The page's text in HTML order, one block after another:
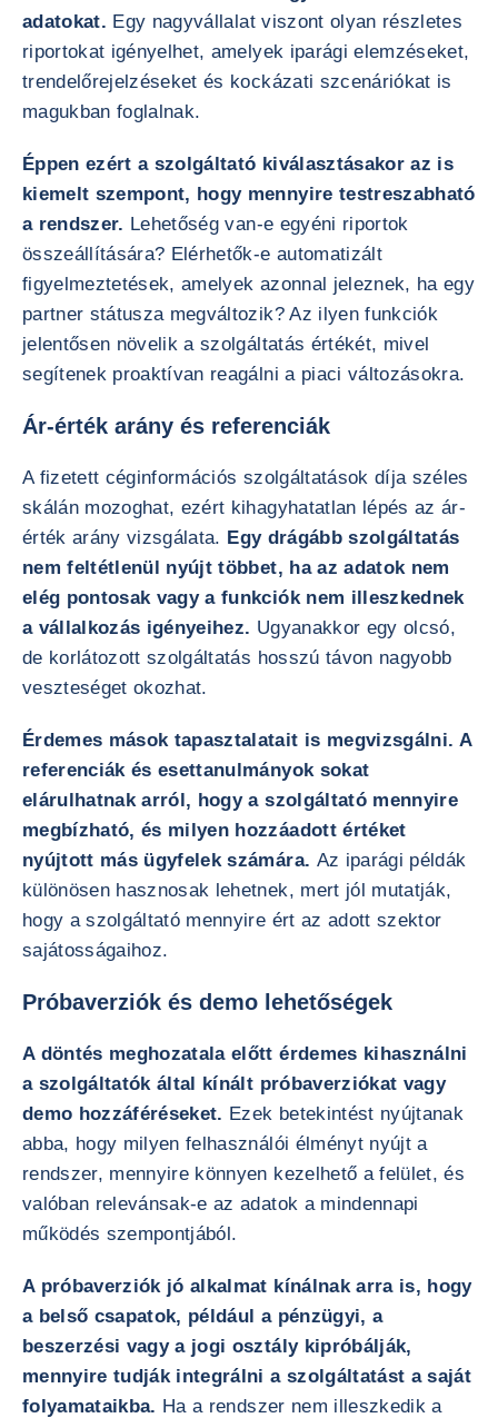
adatokat. Egy nagyvállalat viszont olyan részletes
riportokat igényelhet, amelyek iparági elemzéseket,
trendelőrejelzéseket és kockázati szcenáriókat is
magukban foglalnak.
Éppen ezért a szolgáltató kiválasztásakor az is
kiemelt szempont, hogy mennyire testreszabható
a rendszer. Lehetőség van-e egyéni riportok
összeállítására? Elérhetők-e automatizált
figyelmeztetések, amelyek azonnal jeleznek, ha egy
partner státusza megváltozik? Az ilyen funkciók
jelentősen növelik a szolgáltatás értékét, mivel
segítenek proaktívan reagálni a piaci változásokra.
Ár-érték arány és referenciák
A fizetett céginformációs szolgáltatások díja széles
skálán mozoghat, ezért kihagyhatatlan lépés az ár-
érték arány vizsgálata. Egy drágább szolgáltatás
nem feltétlenül nyújt többet, ha az adatok nem
elég pontosak vagy a funkciók nem illeszkednek
a vállalkozás igényeihez. Ugyanakkor egy olcsó,
de korlátozott szolgáltatás hosszú távon nagyobb
veszteséget okozhat.
Érdemes mások tapasztalatait is megvizsgálni. A
referenciák és esettanulmányok sokat
elárulhatnak arról, hogy a szolgáltató mennyire
megbízható, és milyen hozzáadott értéket
nyújtott más ügyfelek számára. Az iparági példák
különösen hasznosak lehetnek, mert jól mutatják,
hogy a szolgáltató mennyire ért az adott szektor
sajátosságaihoz.
Próbaverziók és demo lehetőségek
A döntés meghozatala előtt érdemes kihasználni
a szolgáltatók által kínált próbaverziókat vagy
demo hozzáféréseket. Ezek betekintést nyújtanak
abba, hogy milyen felhasználói élményt nyújt a
rendszer, mennyire könnyen kezelhető a felület, és
valóban relevánsak-e az adatok a mindennapi
működés szempontjából.
A próbaverziók jó alkalmat kínálnak arra is, hogy
a belső csapatok, például a pénzügyi, a
beszerzési vagy a jogi osztály kipróbálják,
mennyire tudják integrálni a szolgáltatást a saját
folyamataikba. Ha a rendszer nem illeszkedik a